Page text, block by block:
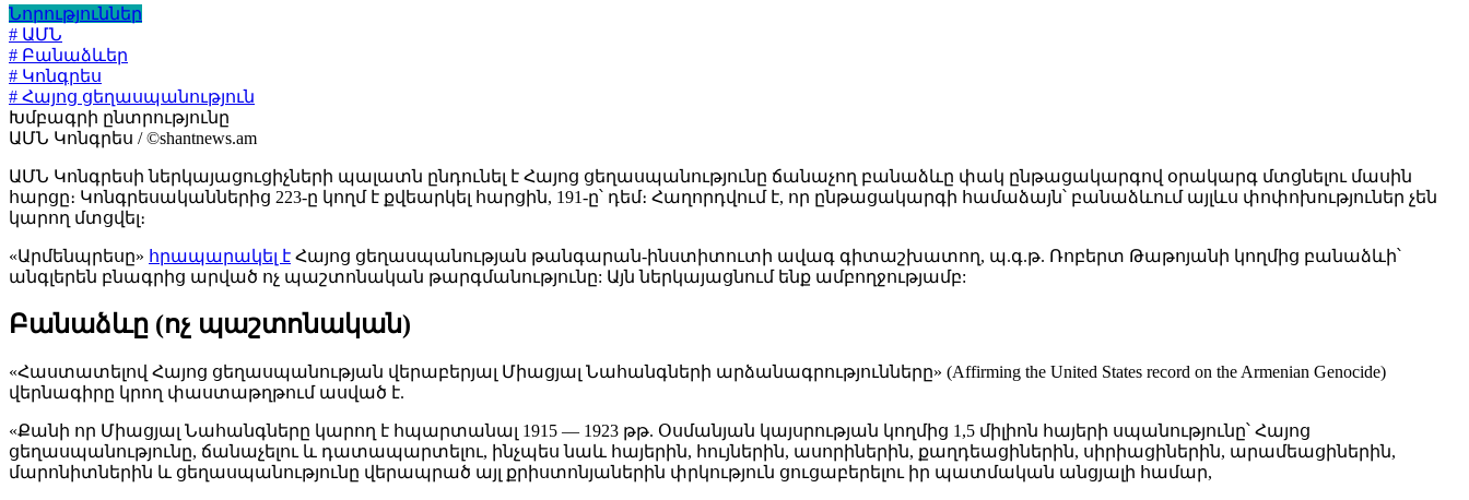
Նորություններ
# ԱՄՆ
# Բանաձևեր
# Կոնգրես
# Հայոց ցեղասպանություն
Խմբագրի ընտրությունը
ԱՄՆ Կոնգրես / ©shantnews.am
ԱՄՆ Կոնգրեսի ներկայացուցիչների պալատն ընդունել է Հայոց ցեղասպանությունը ճանաչող բանաձևը փակ ընթացակարգով օրակարգ մտցնելու մասին
հարցը։ Կոնգրեսականներից 223-ը կողմ է քվեարկել հարցին, 191-ը՝ դեմ։ Հաղորդվում է, որ ընթացակարգի համաձայն՝ բանաձևում այլևս փոփոխություներ չեն
կարող մտցվել։
«Արմենպրեսը» հրապարակել է Հայոց ցեղասպանության թանգարան-ինստիտուտի ավագ գիտաշխատող, պ.գ.թ. Ռոբերտ Թաթոյանի կողմից բանաձևի՝
անգլերեն բնագրից արված ոչ պաշտոնական թարգմանությունը: Այն ներկայացնում ենք ամբողջությամբ:
Բանաձևը (ոչ պաշտոնական)
«Հաստատելով Հայոց ցեղասպանության վերաբերյալ Միացյալ Նահանգների արձանագրությունները» (Affirming the United States record on the Armenian Genocide)
վերնագիրը կրող փաստաթղթում ասված է.
«Քանի որ Միացյալ Նահանգները կարող է հպարտանալ 1915 — 1923 թթ. Օսմանյան կայսրության կողմից 1,5 միլիոն հայերի սպանությունը՝ Հայոց
ցեղասպանությունը, ճանաչելու և դատապարտելու, ինչպես նաև հայերին, հույներին, ասորիներին, քաղդեացիներին, սիրիացիներին, արամեացիներին,
մարոնիտներին և ցեղասպանությունը վերապրած այլ քրիստոնյաներին փրկություն ցուցաբերելու իր պատմական անցյալի համար,